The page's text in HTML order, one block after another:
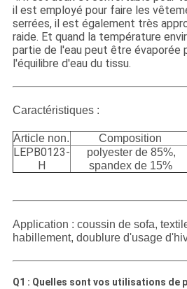
il est employé pour faire les
serrées, il est également très
raide. Et quand la température
partie de l'eau peut être évaporée
l'équilibre d'eau du tissu.
Caractéristiques :
Article non. Composition
LEPB0123-
H
polyester de 85%,
spandex de 15%
Application : coussin de sofa,
habillement, doublure d'usage
Q1 : Quelles sont vos utilisations de